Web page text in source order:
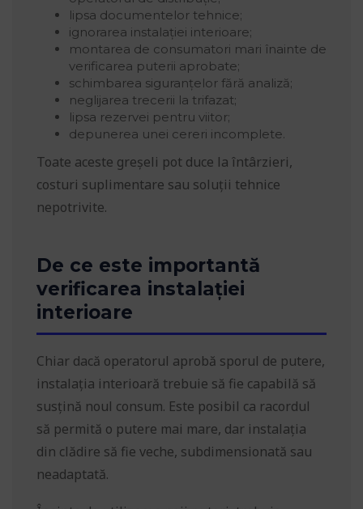
lipsa documentelor tehnice;
ignorarea instalației interioare;
montarea de consumatori mari înainte de
verificarea puterii aprobate;
schimbarea siguranțelor fără analiză;
neglijarea trecerii la trifazat;
lipsa rezervei pentru viitor;
depunerea unei cereri incomplete.
Toate aceste greșeli pot duce la întârzieri,
costuri suplimentare sau soluții tehnice
nepotrivite.
De ce este importantă
verificarea instalației
interioare
Chiar dacă operatorul aprobă sporul de putere,
instalația interioară trebuie să fie capabilă să
susțină noul consum. Este posibil ca racordul
să permită o putere mai mare, dar instalația
din clădire să fie veche, subdimensionată sau
neadaptată.